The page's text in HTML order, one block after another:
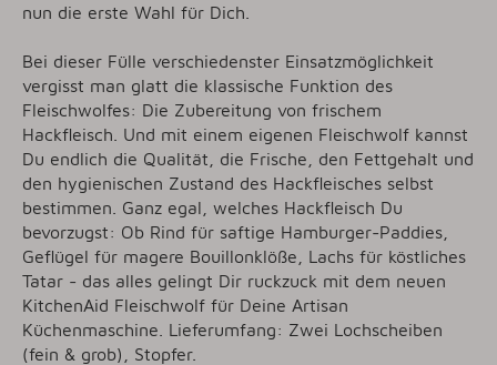
nun die erste Wahl für Dich.
Bei dieser Fülle verschiedenster Einsatzmöglichkeit
vergisst man glatt die klassische Funktion des
Fleischwolfes: Die Zubereitung von frischem
Hackfleisch. Und mit einem eigenen Fleischwolf kannst
Du endlich die Qualität, die Frische, den Fettgehalt und
den hygienischen Zustand des Hackfleisches selbst
bestimmen. Ganz egal, welches Hackfleisch Du
bevorzugst: Ob Rind für saftige Hamburger-Paddies,
Geflügel für magere Bouillonklöße, Lachs für köstliches
Tatar - das alles gelingt Dir ruckzuck mit dem neuen
KitchenAid Fleischwolf für Deine Artisan
Küchenmaschine. Lieferumfang: Zwei Lochscheiben
(fein & grob), Stopfer.